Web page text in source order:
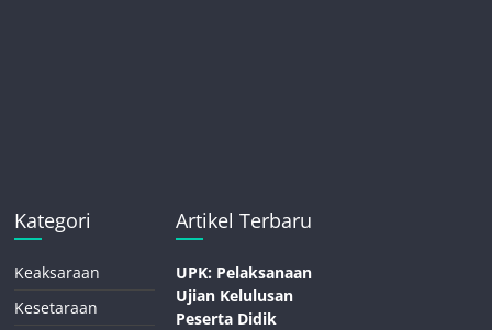
Kategori
Keaksaraan
Kesetaraan
Artikel Terbaru
UPK: Pelaksanaan
Ujian Kelulusan
Peserta Didik